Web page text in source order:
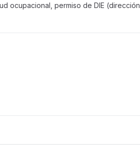
ocupacional, permiso de DIE (dirección